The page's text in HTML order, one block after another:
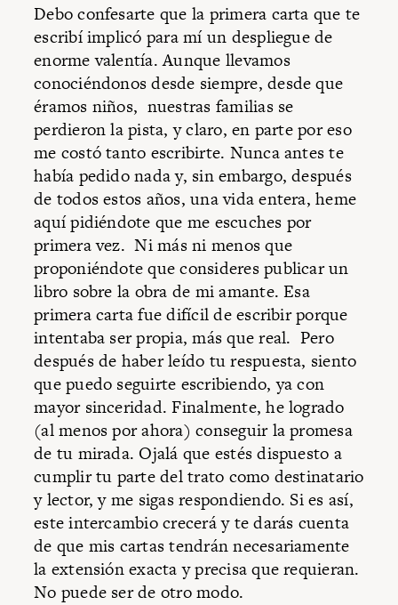
Debo confesarte que la primera carta que te
escribí implicó para mí un despliegue de
enorme valentía. Aunque llevamos
conociéndonos desde siempre, desde que
éramos niños, nuestras familias se
perdieron la pista, y claro, en parte por eso
me costó tanto escribirte. Nunca antes te
había pedido nada y, sin embargo, después
de todos estos años, una vida entera, heme
aquí pidiéndote que me escuches por
primera vez. Ni más ni menos que
proponiéndote que consideres publicar un
libro sobre la obra de mi amante. Esa
primera carta fue difícil de escribir porque
intentaba ser propia, más que real. Pero
después de haber leído tu respuesta, siento
que puedo seguirte escribiendo, ya con
mayor sinceridad. Finalmente, he logrado
(al menos por ahora) conseguir la promesa
de tu mirada. Ojalá que estés dispuesto a
cumplir tu parte del trato como destinatario
y lector, y me sigas respondiendo. Si es así,
este intercambio crecerá y te darás cuenta
de que mis cartas tendrán necesariamente
la extensión exacta y precisa que requieran.
No puede ser de otro modo.